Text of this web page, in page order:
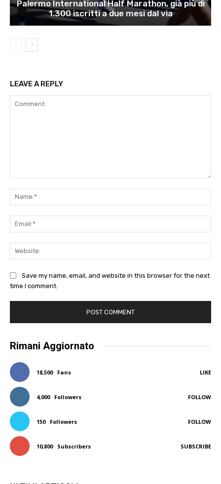
Palermo International Half Marathon, già più di
1.300 iscritti a due mesi dal via
LEAVE A REPLY
Save my name, email, and website in this browser for the next
time I comment.
Rimani Aggiornato
18,500 Fans LIKE
4,000 Followers FOLLOW
150 Followers FOLLOW
10,800 Subscribers SUBSCRIBE